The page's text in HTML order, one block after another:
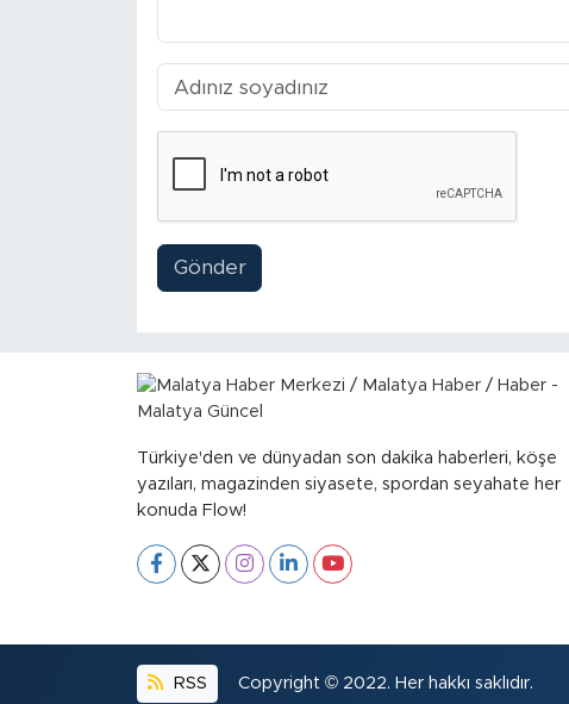
Gönder
Türkiye'den ve dünyadan son dakika haberleri, köşe
yazıları, magazinden siyasete, spordan seyahate her
konuda Flow!
RSS Copyright © 2022. Her hakkı saklıdır.